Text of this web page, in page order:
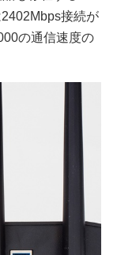
接続が
の通信速度の